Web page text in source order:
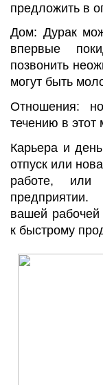
предложить в
Дом: Дурак
впервые
позвонить
могут быть
Отношения:
течению в этот
Карьера и
отпуск или
работе,
предприятии.
вашей рабочей
к быстрому